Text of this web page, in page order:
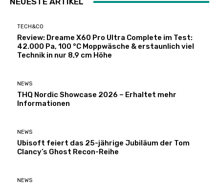
TECH&CO
Review: Dreame X60 Pro Ultra Complete im Test:
42.000 Pa, 100 °C Moppwäsche & erstaunlich viel
Technik in nur 8,9 cm Höhe
NEWS
THQ Nordic Showcase 2026 – Erhaltet mehr
Informationen
NEWS
Ubisoft feiert das 25-jährige Jubiläum der Tom
Clancy’s Ghost Recon-Reihe
NEWS